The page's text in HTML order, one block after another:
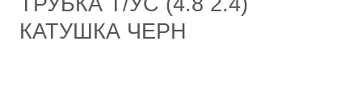
КАТУШКА ЧЕРН